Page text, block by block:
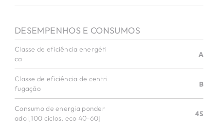
DESEMPENHOS E CONSUMOS
Classe de eficiência energéti
ca
A
Classe de eficiência de centri
fugação
B
Consumo de energia ponder
ado [100 ciclos, eco 40-60]
45